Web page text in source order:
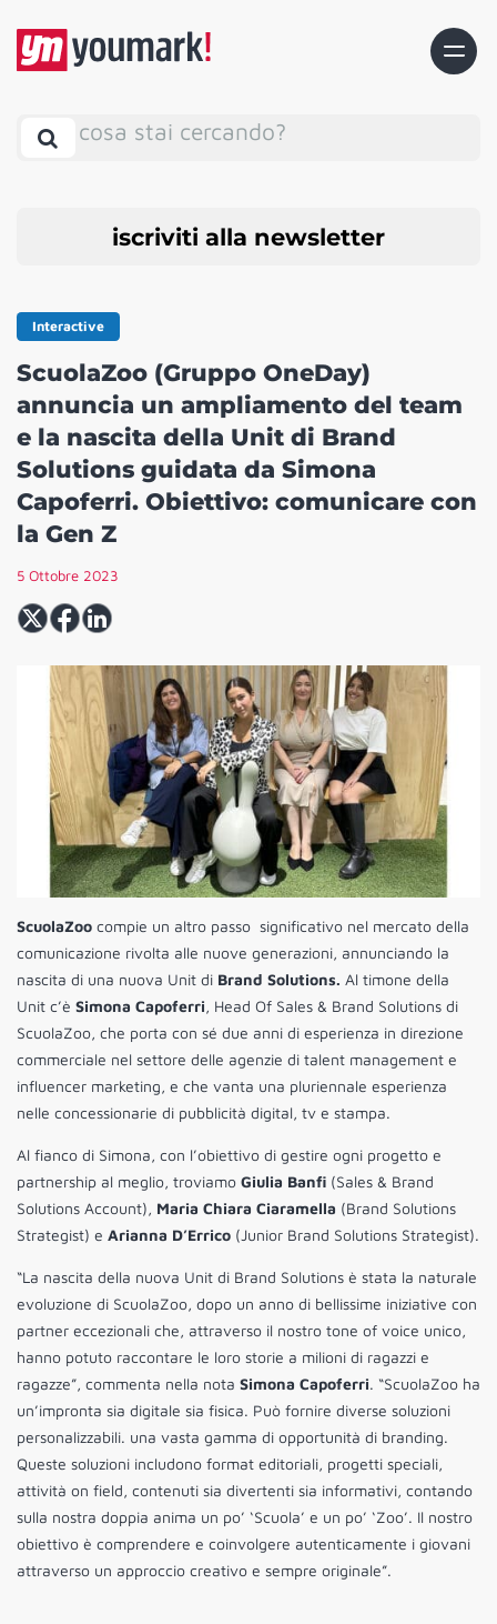
cosa stai cercando?
iscriviti alla newsletter
Interactive
ScuolaZoo (Gruppo OneDay)
annuncia un ampliamento del team
e la nascita della Unit di Brand
Solutions guidata da Simona
Capoferri. Obiettivo: comunicare con
la Gen Z
5 Ottobre 2023
ScuolaZoo compie un altro passo significativo nel mercato della
comunicazione rivolta alle nuove generazioni, annunciando la
nascita di una nuova Unit di Brand Solutions. Al timone della
Unit c’è Simona Capoferri, Head Of Sales & Brand Solutions di
ScuolaZoo, che porta con sé due anni di esperienza in direzione
commerciale nel settore delle agenzie di talent management e
influencer marketing, e che vanta una pluriennale esperienza
nelle concessionarie di pubblicità digital, tv e stampa.
Al fianco di Simona, con l’obiettivo di gestire ogni progetto e
partnership al meglio, troviamo Giulia Banfi (Sales & Brand
Solutions Account), Maria Chiara Ciaramella (Brand Solutions
Strategist) e Arianna D’Errico (Junior Brand Solutions Strategist).
“La nascita della nuova Unit di Brand Solutions è stata la naturale
evoluzione di ScuolaZoo, dopo un anno di bellissime iniziative con
partner eccezionali che, attraverso il nostro tone of voice unico,
hanno potuto raccontare le loro storie a milioni di ragazzi e
ragazze”, commenta nella nota Simona Capoferri. “ScuolaZoo ha
un’impronta sia digitale sia fisica. Può fornire diverse soluzioni
personalizzabili. una vasta gamma di opportunità di branding.
Queste soluzioni includono format editoriali, progetti speciali,
attività on field, contenuti sia divertenti sia informativi, contando
sulla nostra doppia anima un po’ ‘Scuola’ e un po’ ‘Zoo’. Il nostro
obiettivo è comprendere e coinvolgere autenticamente i giovani
attraverso un approccio creativo e sempre originale”.